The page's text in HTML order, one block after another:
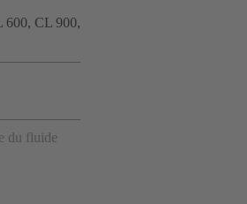
600, CL 900,
du fluide